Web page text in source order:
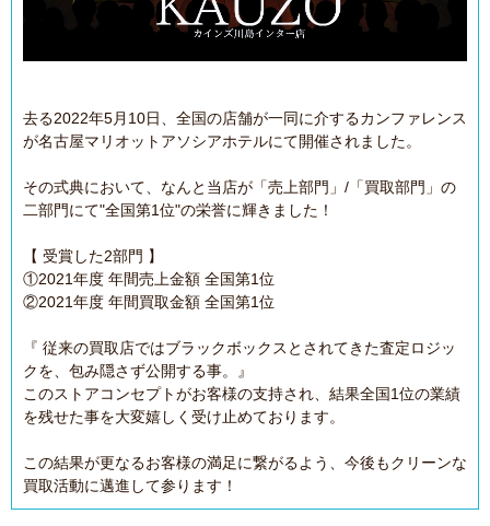
去る2022年5月10日、全国の店舗が一同に介するカンファレンス
が名古屋マリオットアソシアホテルにて開催されました。
その式典において、なんと当店が「売上部門」/「買取部門」の
二部門にて"全国第1位"の栄誉に輝きました！
【 受賞した2部門 】
①2021年度 年間売上金額 全国第1位
②2021年度 年間買取金額 全国第1位
『 従来の買取店ではブラックボックスとされてきた査定ロジッ
クを、包み隠さず公開する事。』
このストアコンセプトがお客様の支持され、結果全国1位の業績
を残せた事を大変嬉しく受け止めております。
この結果が更なるお客様の満足に繋がるよう、今後もクリーンな
買取活動に邁進して参ります！